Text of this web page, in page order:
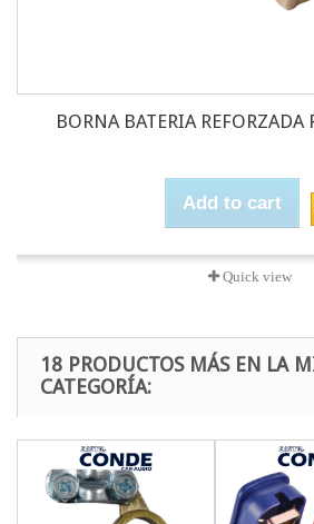
BORNA BATERIA REFORZADA
Add to cart
Quick view
18 PRODUCTOS MÁS EN LA
CATEGORÍA: